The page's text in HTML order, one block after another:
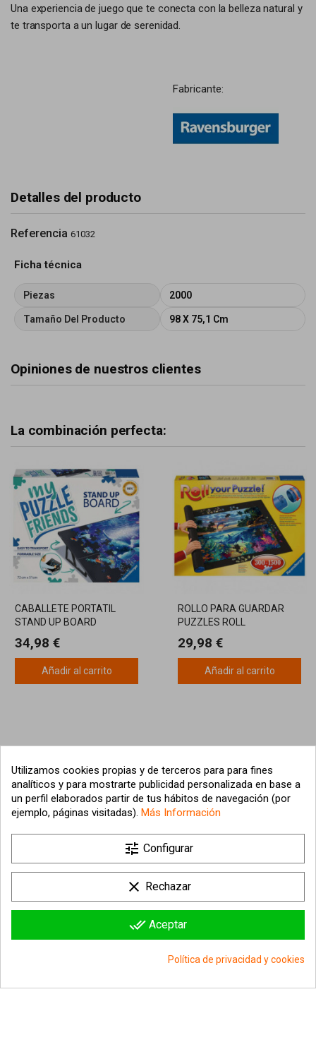
Una experiencia de juego que te conecta con la belleza natural y
te transporta a un lugar de serenidad.
Fabricante:
Detalles del producto
Referencia 61032
Ficha técnica
Piezas 2000
Tamaño Del Producto 98 X 75,1 Cm
Opiniones de nuestros clientes
La combinación perfecta:
CABALLETE PORTATIL
STAND UP BOARD
34,98 €
Añadir al carrito
ROLLO PARA GUARDAR
PUZZLES ROLL
29,98 €
Añadir al carrito
Información sobre la tienda 
Utilizamos cookies propias y de terceros para para fines
analíticos y para mostrarte publicidad personalizada en base a
un perfil elaborados partir de tus hábitos de navegación (por
ejemplo, páginas visitadas). Más Información
tune Configurar
clear Rechazar
done_all Aceptar
Política de privacidad y cookies